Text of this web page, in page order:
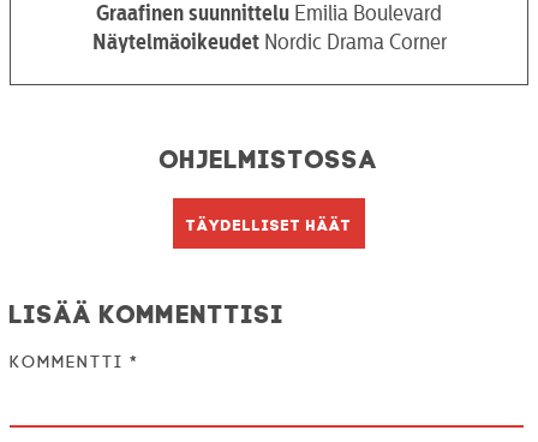
Graafinen suunnittelu Emilia Boulevard
NäytelmäoikeudetNordic Drama Corner
Ohjelmistossa
Täydelliset häät
Lisää kommenttisi
Kommentti *